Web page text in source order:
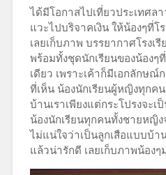
ได้มีโอกาสไปเที่ยวประเทศล
แวะไปบริจาคเงิน ให้น้องๆที่โ
เลยเก็บภาพ บรรยากาศโรงเ
พร้อมทั้งชุดนักเรียนของน้องๆ
เดียว เพราะเค้าก็มีเอกลักษณ์
ที่เห็น น้องนักเรียนผู้หญิงทุกค
บ้านเราเพียงแต่กระโปรงจะ
น้องนักเรียนทุกคนทั้งชายหญิ
ไม่แน่ใจว่าเป็นลูกเสือแบบบ้า
แล้วน่ารักดี เลยเก็บภาพน้องๆ